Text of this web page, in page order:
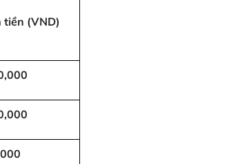
tiền (VND)